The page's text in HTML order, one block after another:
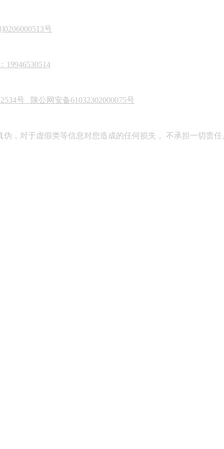
号
号 陕公网安备61032302000075号
，对于虚假类等信息对您造成的任何损失， 不承担一切责任